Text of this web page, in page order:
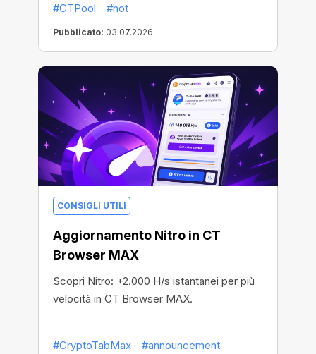
#CTPool #hot
Pubblicato: 03.07.2026
CONSIGLI UTILI
Aggiornamento Nitro in CT
Browser MAX
Scopri Nitro: +2.000 H/s istantanei per più
velocità in CT Browser MAX.
#CryptoTabMax #announcement